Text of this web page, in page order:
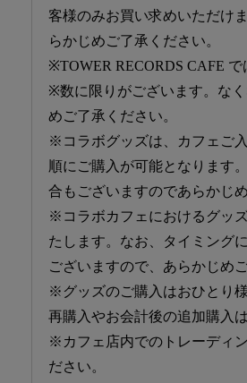
客様のみお買い求めいただけ
らかじめご了承ください。
※TOWER RECORDS CAFE
※数に限りがございます。な
めご了承ください。
※コラボグッズは、カフェご
順にご購入が可能となります
合もございますのであらかじ
※コラボカフェにおけるグッ
たします。なお、タイミング
ございますので、あらかじめ
※グッズのご購入はおひとり
再購入やお会計後の追加購入
※カフェ店内でのトレーディ
ださい。